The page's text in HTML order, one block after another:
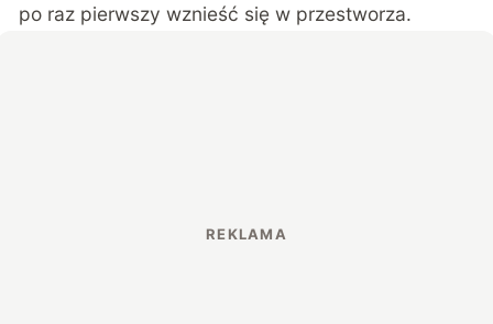
po raz pierwszy wznieść się w przestworza.